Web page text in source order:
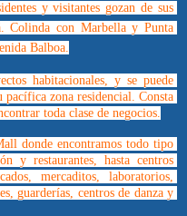
y visitantes gozan de sus
Colinda con Marbella y Punta
Balboa.
habitacionales, y se puede
zona residencial. Consta
toda clase de negocios.
donde encontramos todo tipo
y restaurantes, hasta centros
mercaditos, laboratorios,
guarderías, centros de danza y